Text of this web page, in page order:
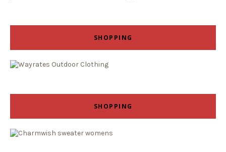
SHOPPING
SHOPPING